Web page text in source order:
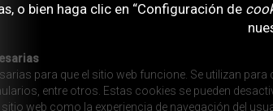
o bien haga clic en “Configuración de
para que el sitio web funcione. Se utilizan
entre otros. Estas cookies se pueden
web como la experiencia de navegación del